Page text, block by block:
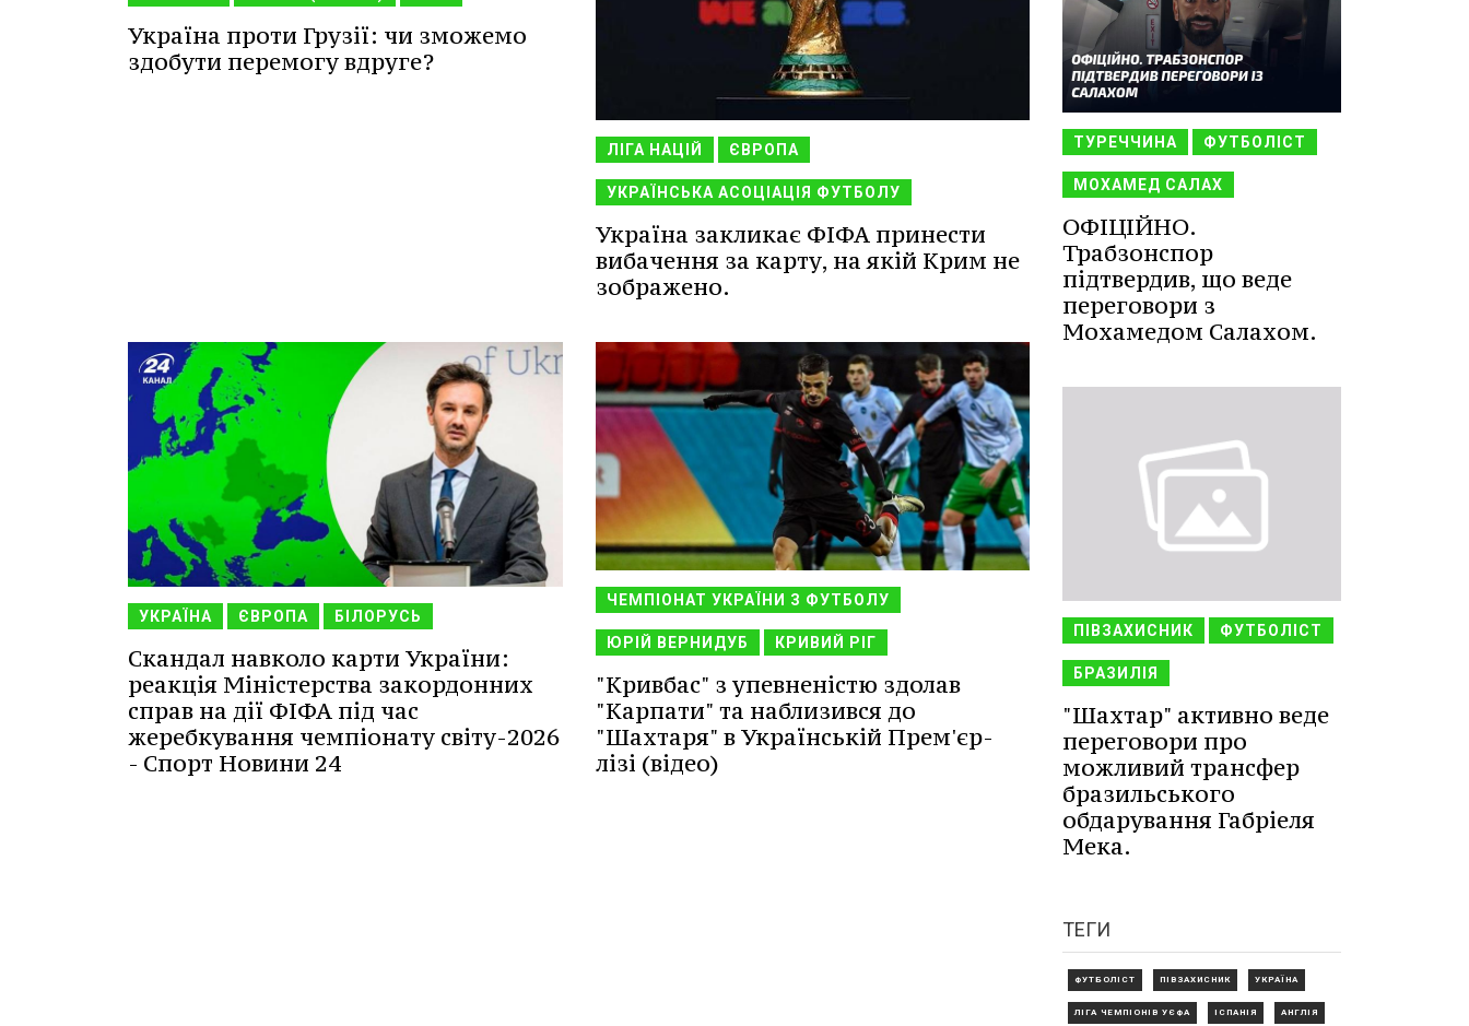
Україна проти Грузії: чи зможемо
здобути перемогу вдруге?
ЛІГА НАЦІЙ ЄВРОПА
УКРАЇНСЬКА АСОЦІАЦІЯ ФУТБОЛУ
Україна закликає ФІФА принести
вибачення за карту, на якій Крим не
зображено.
УКРАЇНА ЄВРОПА БІЛОРУСЬ
Скандал навколо карти України:
реакція Міністерства закордонних
справ на дії ФІФА під час
жеребкування чемпіонату світу-2026
- Спорт Новини 24
ЧЕМПІОНАТ УКРАЇНИ З ФУТБОЛУ
ЮРІЙ ВЕРНИДУБ КРИВИЙ РІГ
"Кривбас" з упевненістю здолав
"Карпати" та наблизився до
"Шахтаря" в Українській Прем'єр-
лізі (відео)
ТУРЕЧЧИНА ФУТБОЛІСТ
МОХАМЕД САЛАХ
ОФІЦІЙНО.
Трабзонспор
підтвердив, що веде
переговори з
Мохамедом Салахом.
ПІВЗАХИСНИК ФУТБОЛІСТ
БРАЗИЛІЯ
"Шахтар" активно веде
переговори про
можливий трансфер
бразильського
обдарування Габріеля
Мека.
ТЕГИ
ФУТБОЛІСТ ПІВЗАХИСНИК УКРАЇНА
ЛІГА ЧЕМПІОНІВ УЄФА ІСПАНІЯ АНГЛІЯ